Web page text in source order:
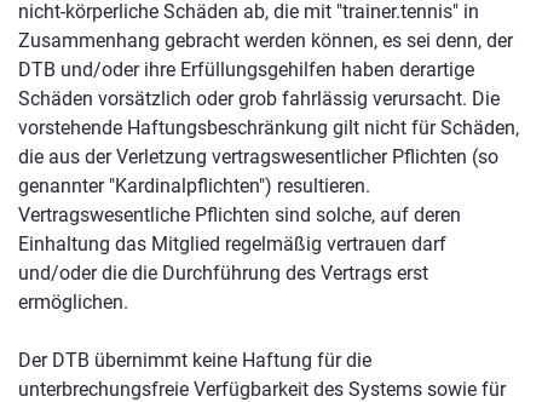
nicht-körperliche Schäden ab, die mit "trainer.tennis" in
Zusammenhang gebracht werden können, es sei denn, der
DTB und/oder ihre Erfüllungsgehilfen haben derartige
Schäden vorsätzlich oder grob fahrlässig verursacht. Die
vorstehende Haftungsbeschränkung gilt nicht für Schäden,
die aus der Verletzung vertragswesentlicher Pflichten (so
genannter "Kardinalpflichten") resultieren.
Vertragswesentliche Pflichten sind solche, auf deren
Einhaltung das Mitglied regelmäßig vertrauen darf
und/oder die die Durchführung des Vertrags erst
ermöglichen.
Der DTB übernimmt keine Haftung für die
unterbrechungsfreie Verfügbarkeit des Systems sowie für